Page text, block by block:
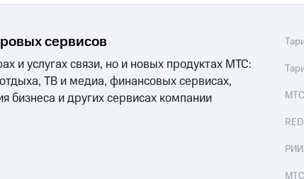
сервисов
и услугах связи, но и новых продуктах МТС:
ТВ и медиа, финансовых сервисах,
бизнеса и других сервисах компании
RED